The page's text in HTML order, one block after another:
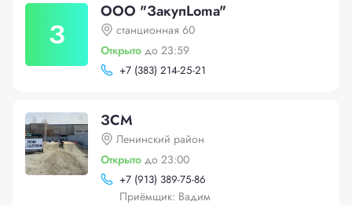
З
ООО "ЗакупLoma"
станционная 60
Открыто до 23:59
+7 (383) 214-25-21
ЗСМ
Ленинский район
Открыто до 23:00
+7 (913) 389-75-86
Приёмщик: Вадим